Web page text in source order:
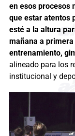
en esos procesos
que estar atentos
esté a la altura
mañana a
entrenamiento,
alineado para los
institucional y